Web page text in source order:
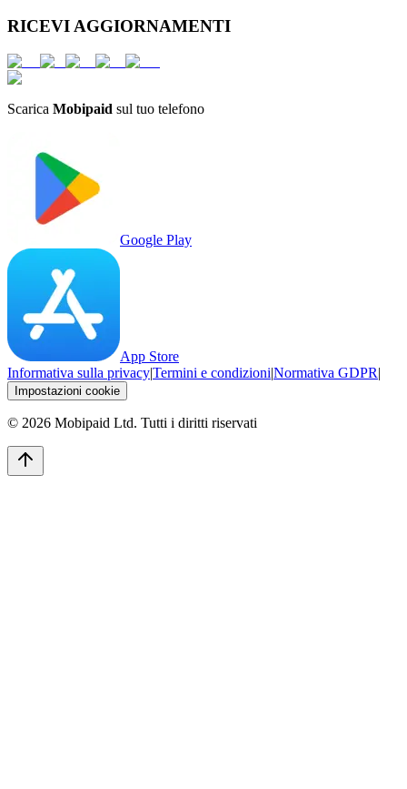
RICEVI AGGIORNAMENTI
Scarica Mobipaid sul tuo telefono
Google Play
App Store
Informativa sulla privacy|Termini e condizioni|Normativa GDPR|
Impostazioni cookie
© 2026 Mobipaid Ltd. Tutti i diritti riservati